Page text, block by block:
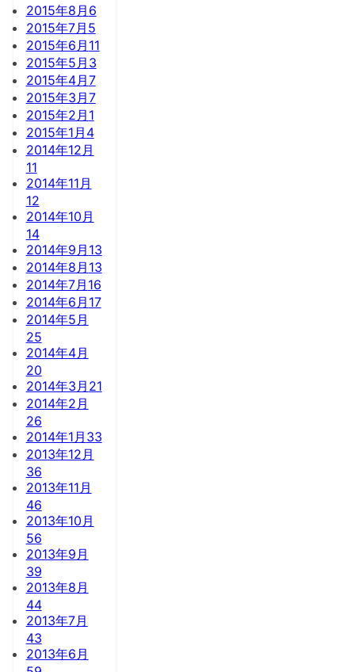
2015年8月 6
2015年7月 5
2015年6月 11
2015年5月 3
2015年4月7
2015年3月7
2015年2月 1
2015年1月 4
2014年12月
11
2014年11月
12
2014年10月
14
2014年9月 13
2014年8月 13
2014年7月 16
2014年6月 17
2014年5月
25
2014年4月
20
2014年3月 21
2014年2月
26
2014年1月 33
2013年12月
36
2013年11月
46
2013年10月
56
2013年9月
39
2013年8月
44
2013年7月
43
2013年6月